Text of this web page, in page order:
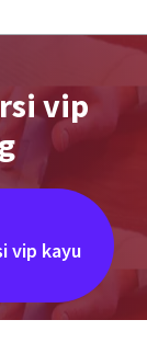
vip
vip kayu